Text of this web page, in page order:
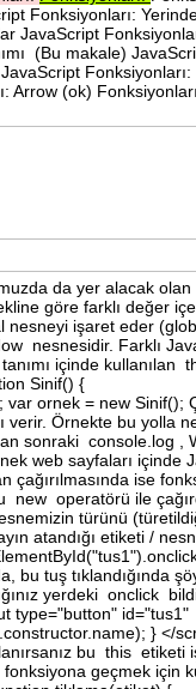
Fonksiyonları: Yerinde
JavaScript
(Bu makale)
Fonksiyonları:
Arrow (ok)
da yer alacak
göre farklı değer
nesneyi işaret eder
nesnesidir. Farklı
içinde kullanılan
Sinif() {
ornek = new Sinif();
verir. Örnekte bu yolla
sonraki console.log ,
web sayfaları içinde
ise
new operatörü ile
türünü
atandığı etiketi /
tuş tıklandığında
yerdeki onclick
type="button" id="tus1"
} </
bu this etiketi
geçmek için